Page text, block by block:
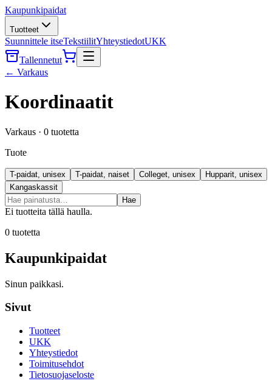
Kaupunkipaidat
Tuotteet
Suunnittele itseTekstiilitYhteystiedotUKK
Tallennetut
← Varkaus
Koordinaatit
Varkaus · 0 tuotetta
Tuote
T-paidat, unisex T-paidat, naiset Colleget, unisex
Hupparit, unisex
Kangaskassit
Hae
Ei tuotteita tällä haulla.
0 tuotetta
Kaupunkipaidat
Sinun paikkasi.
Sivut
Tuotteet
UKK
Yhteystiedot
Toimitusehdot
Tietosuojaseloste